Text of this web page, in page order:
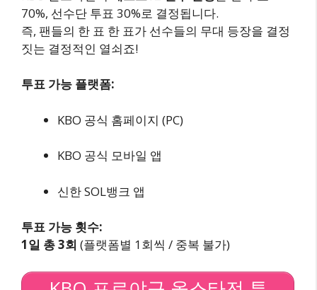
70%, 선수단 투표 30%로 결정됩니다.
즉, 팬들의 한 표 한 표가 선수들의 무대 등장을 결정
짓는 결정적인 열쇠죠!
투표 가능 플랫폼:
KBO 공식 홈페이지 (PC)
KBO 공식 모바일 앱
신한 SOL뱅크 앱
투표 가능 횟수:
1일 총 3회 (플랫폼별 1회씩 / 중복 불가)